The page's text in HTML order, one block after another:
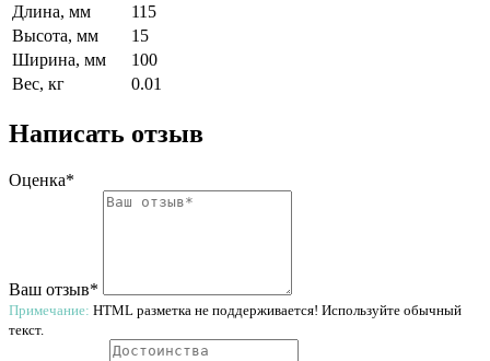
Длина, мм
115
Высота, мм
15
Ширина, мм
100
Вес, кг
0.01
Написать отзыв
Оценка*
Ваш отзыв*
Примечание: HTML разметка не поддерживается! Используйте обычный
текст.